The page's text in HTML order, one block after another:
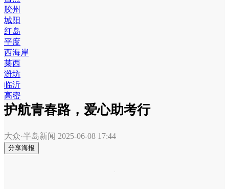
胶州
城阳
红岛
平度
西海岸
莱西
潍坊
临沂
高密
护航青春路，爱心助考行
大众·半岛新闻 2025-06-08 17:44
分享海报